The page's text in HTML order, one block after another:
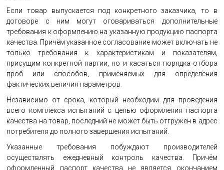
Если товар выпускается под конкретного заказчика, то в
договоре с ним могут оговариваться дополнительные
требования к оформлению на указанную продукцию паспорта
качества. Причём указанное согласование может включать не
только требования к характеристикам и показателям,
присущим конкретной партии, но и касаться порядка отбора
проб или способов, применяемых для определения
фактических величин параметров.
Независимо от срока, который необходим для проведения
всего комплекса испытаний с целью оформления паспорта
качества на товар, последний не может быть отгружен в адрес
потребителя до полного завершения испытаний.
Указанные требования побуждают производителей
осуществлять ежедневный контроль качества. Причём
оформленный паспорт качества не является окончанием